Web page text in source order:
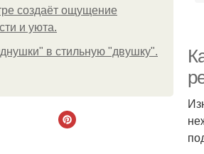
создаёт ощущение
и уюта.
в стильную "двушку".